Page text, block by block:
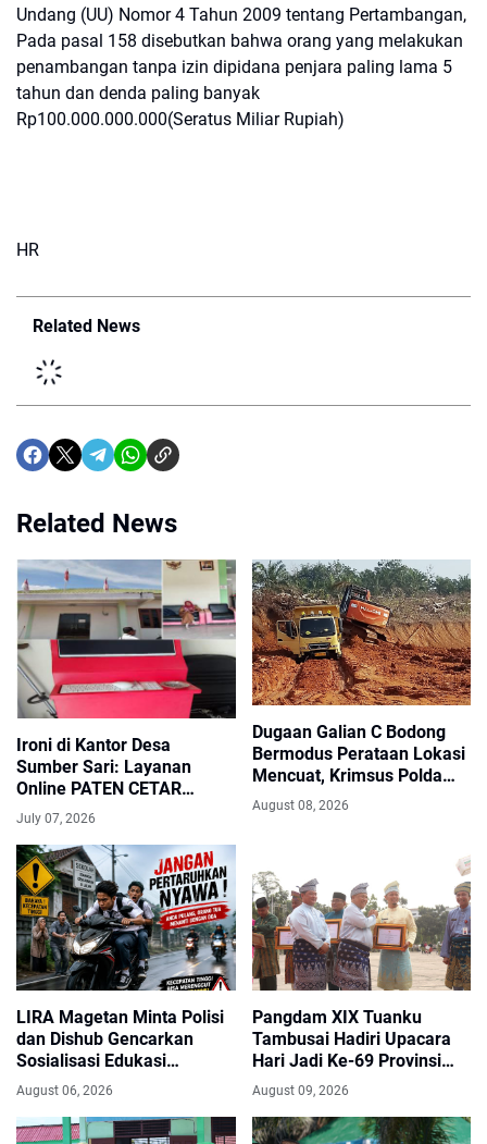
Undang (UU) Nomor 4 Tahun 2009 tentang Pertambangan,
Pada pasal 158 disebutkan bahwa orang yang melakukan
penambangan tanpa izin dipidana penjara paling lama 5
tahun dan denda paling banyak
Rp100.000.000.000(Seratus Miliar Rupiah)
HR
Related News
Related News
Ironi di Kantor Desa
Sumber Sari: Layanan
Online PATEN CETAR
Diduga Lumpuh, Oknum
Sekdes Malah Naik Pitam
Saat Diingatkan Soal
Bendera Lusuh
July 07, 2026
Dugaan Galian C Bodong
Bermodus Perataan Lokasi
Mencuat, Krimsus Polda
Riau Akan Tinjauan Lokasi
August 08, 2026
LIRA Magetan Minta Polisi
dan Dishub Gencarkan
Sosialisasi Edukasi
Berkendara untuk Pelajar
August 06, 2026
Pangdam XIX Tuanku
Tambusai Hadiri Upacara
Hari Jadi Ke-69 Provinsi
Riau di Pekanbaru
August 09, 2026